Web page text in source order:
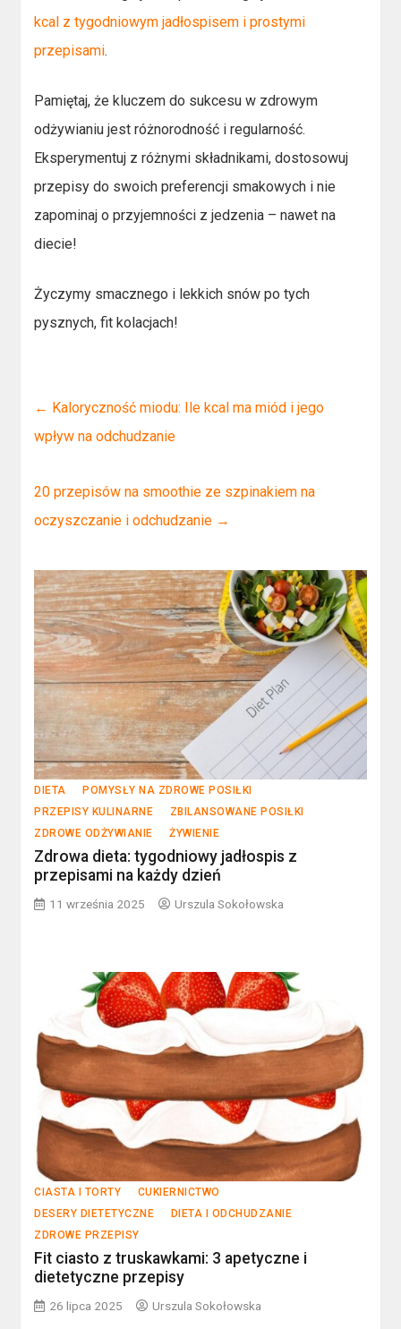
kcal z tygodniowym jadłospisem i prostymi
przepisami.
Pamiętaj, że kluczem do sukcesu w zdrowym
odżywianiu jest różnorodność i regularność.
Eksperymentuj z różnymi składnikami, dostosowuj
przepisy do swoich preferencji smakowych i nie
zapominaj o przyjemności z jedzenia – nawet na
diecie!
Życzymy smacznego i lekkich snów po tych
pysznych, fit kolacjach!
← Kaloryczność miodu: Ile kcal ma miód i jego
wpływ na odchudzanie
20 przepisów na smoothie ze szpinakiem na
oczyszczanie i odchudzanie →
DIETA
POMYSŁY NA ZDROWE POSIŁKI
PRZEPISY KULINARNE
ZBILANSOWANE POSIŁKI
ZDROWE ODŻYWIANIE
ŻYWIENIE
Zdrowa dieta: tygodniowy jadłospis z
przepisami na każdy dzień
11 września 2025 Urszula Sokołowska
CIASTA I TORTY
CUKIERNICTWO
DESERY DIETETYCZNE
DIETA I ODCHUDZANIE
ZDROWE PRZEPISY
Fit ciasto z truskawkami: 3 apetyczne i
dietetyczne przepisy
26 lipca 2025 Urszula Sokołowska